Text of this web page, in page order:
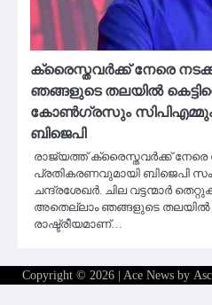
ക്രൈസ്തവർക്ക് നേരെ
ഞങ്ങളുടെ തലയിൽ
കോൺ​ഗ്രസും
ബിജെപി
രാജ്യത്ത് ക്രൈസ്തവർക്ക്
പ്രതികരണവുമായി ബിജെപി
ചന്ദ്രശേഖർ. ചില വട്ടന്മാർ
അതെല്ലാം ഞങ്ങളുടെ തലയിൽ
രാഷ്ട്രീയമാണ്…
Copyright © 2026 | Ace News by